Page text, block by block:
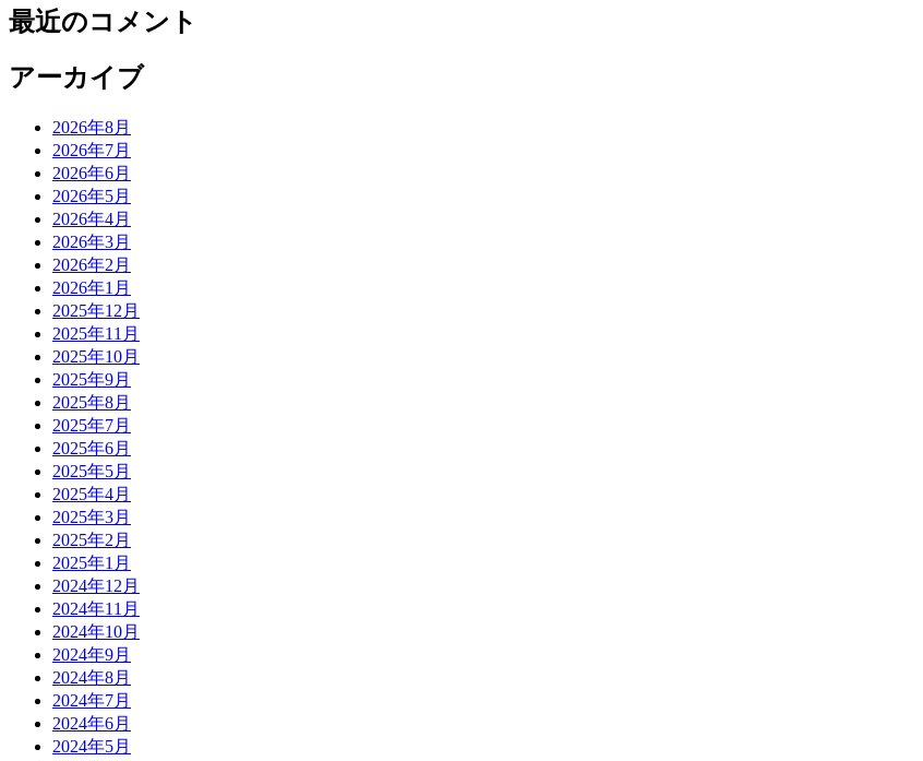
最近のコメント
アーカイブ
2026年8月
2026年7月
2026年6月
2026年5月
2026年4月
2026年3月
2026年2月
2026年1月
2025年12月
2025年11月
2025年10月
2025年9月
2025年8月
2025年7月
2025年6月
2025年5月
2025年4月
2025年3月
2025年2月
2025年1月
2024年12月
2024年11月
2024年10月
2024年9月
2024年8月
2024年7月
2024年6月
2024年5月